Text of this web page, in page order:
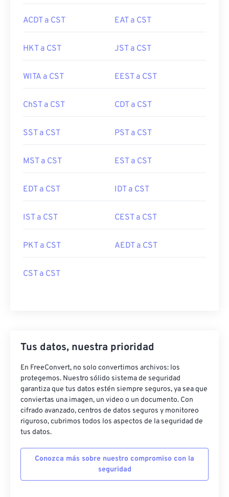
ACDT a CST EAT a CST
HKT a CST JST a CST
WITA a CST EEST a CST
ChST a CST CDT a CST
SST a CST PST a CST
MST a CST EST a CST
EDT a CST IDT a CST
IST a CST CEST a CST
PKT a CST AEDT a CST
CST a CST
Tus datos, nuestra prioridad
En FreeConvert, no solo convertimos archivos: los
protegemos. Nuestro sólido sistema de seguridad
garantiza que tus datos estén siempre seguros, ya sea que
conviertas una imagen, un video o un documento. Con
cifrado avanzado, centros de datos seguros y monitoreo
riguroso, cubrimos todos los aspectos de la seguridad de
tus datos.
Conozca más sobre nuestro compromiso con la
seguridad